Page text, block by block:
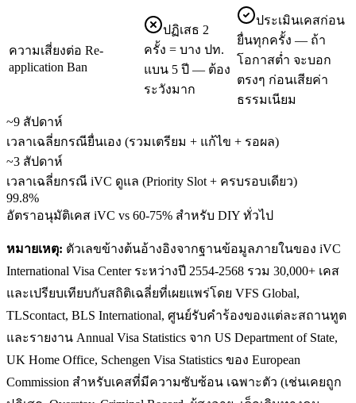
ความเสี่ยงต่อ Re-
application Ban
ปฏิเสธ 2
ครั้ง = บาง ปท.
แบน 5 ปี — ต้อง
ระวังมาก
ประเมินเคสก่อน
ยื่นทุกครั้ง — ถ้า
โอกาสต่ำ จะบอก
ตรงๆ ก่อนเสียค่า
ธรรมเนียม
~9 สัปดาห์
เวลาเฉลี่ยกรณียื่นเอง (รวมเตรียม + แก้ไข + รอผล)
~3 สัปดาห์
เวลาเฉลี่ยกรณี iVC ดูแล (Priority Slot + ครบรอบเดียว)
99.8%
อัตราอนุมัติเคส iVC vs 60-75% สำหรับ DIY ทั่วไป
หมายเหตุ: ตัวเลขข้างต้นอ้างอิงจากฐานข้อมูลภายในของ iVC
International Visa Center ระหว่างปี 2554-2568 รวม 30,000+ เคส
และเปรียบเทียบกับสถิติเฉลี่ยที่เผยแพร่โดย VFS Global,
TLScontact, BLS International, ศูนย์รับคำร้องของแต่ละสถานทูต
และรายงาน Annual Visa Statistics จาก US Department of State,
UK Home Office, Schengen Visa Statistics ของ European
Commission สำหรับเคสที่มีความซับซ้อน เฉพาะตัว (เช่นเคยถูก